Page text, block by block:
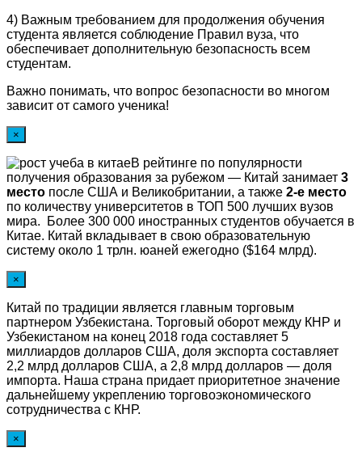
4) Важным требованием для продолжения обучения
студента является соблюдение Правил вуза, что
обеспечивает дополнительную безопасность всем
студентам.
Важно понимать, что вопрос безопасности во многом
зависит от самого ученика!
×
В рейтинге по популярности
получения образования за рубежом — Китай занимает 3
место после США и Великобритании, а также 2-е место
по количеству университетов в ТОП 500 лучших вузов
мира. Более 300 000 иностранных студентов обучается в
Китае. Китай вкладывает в свою образовательную
систему около 1 трлн. юаней ежегодно ($164 млрд).
×
Китай по традиции является главным торговым
партнером Узбекистана. Торговый оборот между КНР и
Узбекистаном на конец 2018 года составляет 5
миллиардов долларов США, доля экспорта составляет
2,2 млрд долларов США, а 2,8 млрд долларов — доля
импорта. Наша страна придает приоритетное значение
дальнейшему укреплению торговоэкономического
сотрудничества с КНР.
×